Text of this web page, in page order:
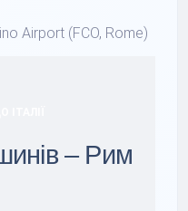
Airport (FCO, Rome)
– Рим